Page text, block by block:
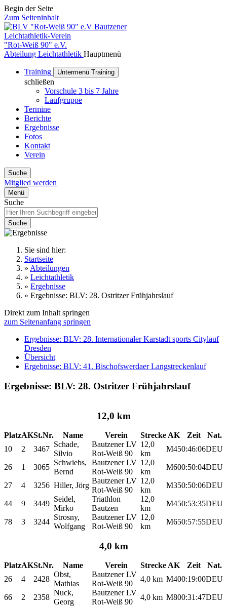
Begin der Seite
Zum Seiteninhalt
Bautzener
Leichtathletik-Verein
"Rot-Weiß 90" e.V.
Abteilung Leichtathletik Hauptmenü
Training Untermenü Training
schließen
Vorschule 3 bis 7 Jahre
Laufgruppe
Termine
Berichte
Ergebnisse
Fotos
Kontakt
Verein
Suche
Mitglied werden
Menü
Suche
Suche
Sie sind hier:
Startseite
» Abteilungen
» Leichtathletik
» Ergebnisse
» Ergebnisse: BLV: 28. Ostritzer Frühjahrslauf
Direkt zum Inhalt springen
zum Seitenanfang springen
Ergebnisse: BLV: 28. Internationaler Karstadt sports Citylauf
Dresden
Übersicht
Ergebnisse: BLV: 41. Bischofswerdaer Langstreckenlauf
Ergebnisse: BLV: 28. Ostritzer Frühjahrslauf
12,0 km
PlatzAKSt.Nr. Name Verein StreckeAK Zeit
Nat.
10
2 3467
Schade,
Silvio
Bautzener LV
Rot-Weiß 90
12,0
km
M450:46:06DEU
26 1 3065
Schwiebs,
Bernd
Bautzener LV
Rot-Weiß 90
12,0
km
M600:50:04DEU
27 4 3256 Hiller, Jörg
Bautzener LV
Rot-Weiß 90
12,0
km
M350:50:06DEU
44 9 3449
Seidel,
Mirko
Triathlon
Bautzen
12,0
km
M450:53:35DEU
78 3 3244
Strosny,
Wolfgang
Bautzener LV
Rot-Weiß 90
12,0
km
M650:57:55DEU
4,0 km
PlatzAKSt.Nr. Name Verein StreckeAK Zeit
Nat.
26
4 2428
Obst,
Mathias
Bautzener LV
Rot-Weiß 90
4,0 km M400:19:00DEU
66 2 2358
Nuck,
Georg
Bautzener LV
Rot-Weiß 90
4,0 km M800:31:47DEU